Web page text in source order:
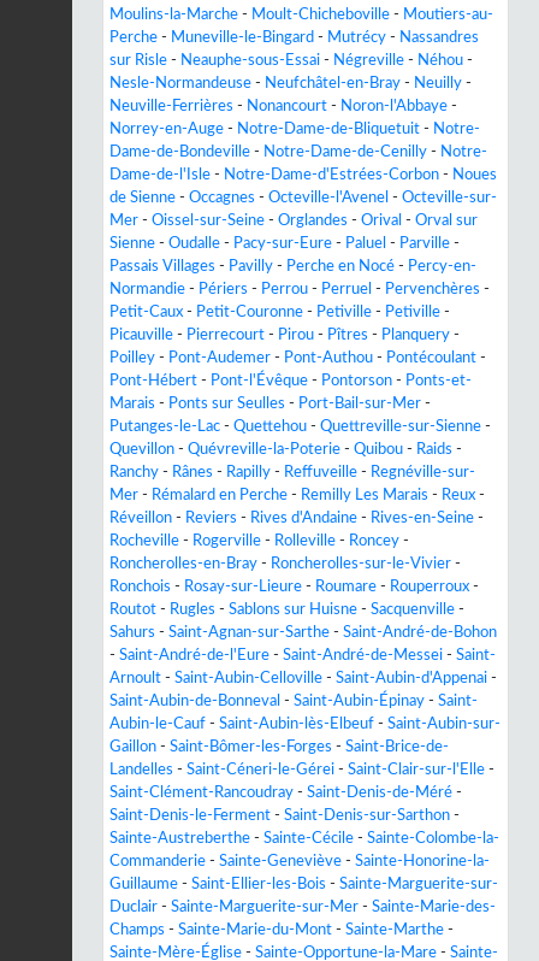
Moulins-la-Marche - Moult-Chicheboville - Moutiers-au-
Perche - Muneville-le-Bingard - Mutrécy - Nassandres
sur Risle - Neauphe-sous-Essai - Négreville - Néhou -
Nesle-Normandeuse - Neufchâtel-en-Bray - Neuilly -
Neuville-Ferrières - Nonancourt - Noron-l'Abbaye -
Norrey-en-Auge - Notre-Dame-de-Bliquetuit - Notre-
Dame-de-Bondeville - Notre-Dame-de-Cenilly - Notre-
Dame-de-l'Isle - Notre-Dame-d'Estrées-Corbon - Noues
de Sienne - Occagnes - Octeville-l'Avenel - Octeville-sur-
Mer - Oissel-sur-Seine - Orglandes - Orival - Orval sur
Sienne - Oudalle - Pacy-sur-Eure - Paluel - Parville -
Passais Villages - Pavilly - Perche en Nocé - Percy-en-
Normandie - Périers - Perrou - Perruel - Pervenchères -
Petit-Caux - Petit-Couronne - Petiville - Petiville -
Picauville - Pierrecourt - Pirou - Pîtres - Planquery -
Poilley - Pont-Audemer - Pont-Authou - Pontécoulant -
Pont-Hébert - Pont-l'Évêque - Pontorson - Ponts-et-
Marais - Ponts sur Seulles - Port-Bail-sur-Mer -
Putanges-le-Lac - Quettehou - Quettreville-sur-Sienne -
Quevillon - Quévreville-la-Poterie - Quibou - Raids -
Ranchy - Rânes - Rapilly - Reffuveille - Regnéville-sur-
Mer - Rémalard en Perche - Remilly Les Marais - Reux -
Réveillon - Reviers - Rives d'Andaine - Rives-en-Seine -
Rocheville - Rogerville - Rolleville - Roncey -
Roncherolles-en-Bray - Roncherolles-sur-le-Vivier -
Ronchois - Rosay-sur-Lieure - Roumare - Rouperroux -
Routot - Rugles - Sablons sur Huisne - Sacquenville -
Sahurs - Saint-Agnan-sur-Sarthe - Saint-André-de-Bohon
- Saint-André-de-l'Eure - Saint-André-de-Messei - Saint-
Arnoult - Saint-Aubin-Celloville - Saint-Aubin-d'Appenai -
Saint-Aubin-de-Bonneval - Saint-Aubin-Épinay - Saint-
Aubin-le-Cauf - Saint-Aubin-lès-Elbeuf - Saint-Aubin-sur-
Gaillon - Saint-Bômer-les-Forges - Saint-Brice-de-
Landelles - Saint-Céneri-le-Gérei - Saint-Clair-sur-l'Elle -
Saint-Clément-Rancoudray - Saint-Denis-de-Méré -
Saint-Denis-le-Ferment - Saint-Denis-sur-Sarthon -
Sainte-Austreberthe - Sainte-Cécile - Sainte-Colombe-la-
Commanderie - Sainte-Geneviève - Sainte-Honorine-la-
Guillaume - Saint-Ellier-les-Bois - Sainte-Marguerite-sur-
Duclair - Sainte-Marguerite-sur-Mer - Sainte-Marie-des-
Champs - Sainte-Marie-du-Mont - Sainte-Marthe -
Sainte-Mère-Église - Sainte-Opportune-la-Mare - Sainte-